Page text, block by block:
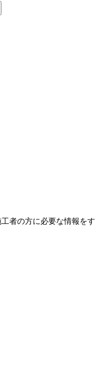
者の方に必要な情報をす